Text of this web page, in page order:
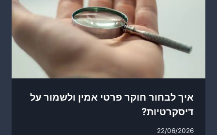
איך לבחור חוקר פרטי אמין ולשמור על
דיסקרטיות?
22/06/2026